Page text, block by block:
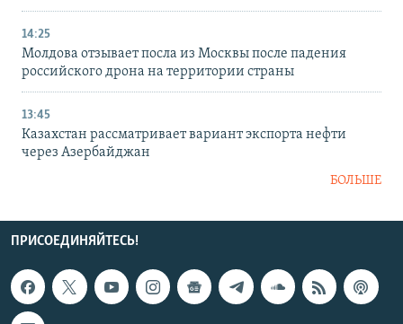
14:25
Молдова отзывает посла из Москвы после падения
российского дрона на территории страны
13:45
Казахстан рассматривает вариант экспорта нефти
через Азербайджан
БОЛЬШЕ
ПРИСОЕДИНЯЙТЕСЬ!